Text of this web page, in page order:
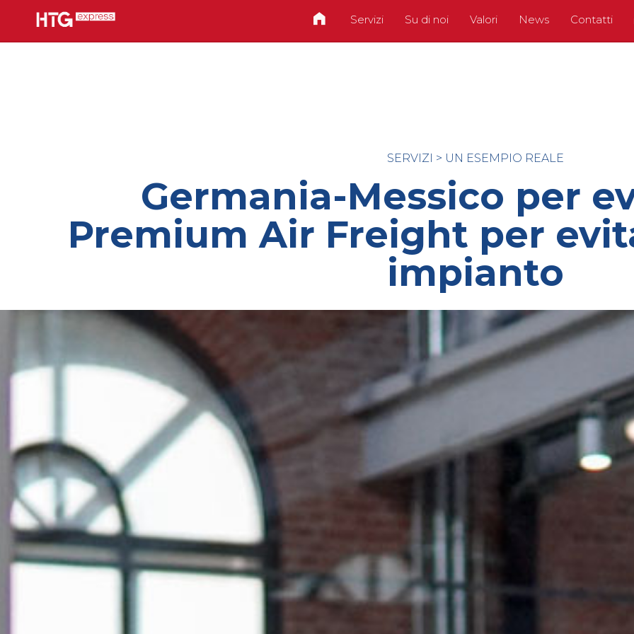
Servizi Su di noi Valori News Contatti
SERVIZI > UN ESEMPIO REALE
Germania-Messico per
Premium Air Freight per
impianto